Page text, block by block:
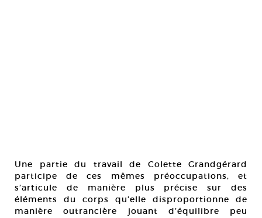
Une partie du travail de Colette Grandgérard
participe de ces mêmes préoccupations, et
s’articule de manière plus précise sur des
éléments du corps qu’elle disproportionne de
manière outrancière jouant d’équilibre peu